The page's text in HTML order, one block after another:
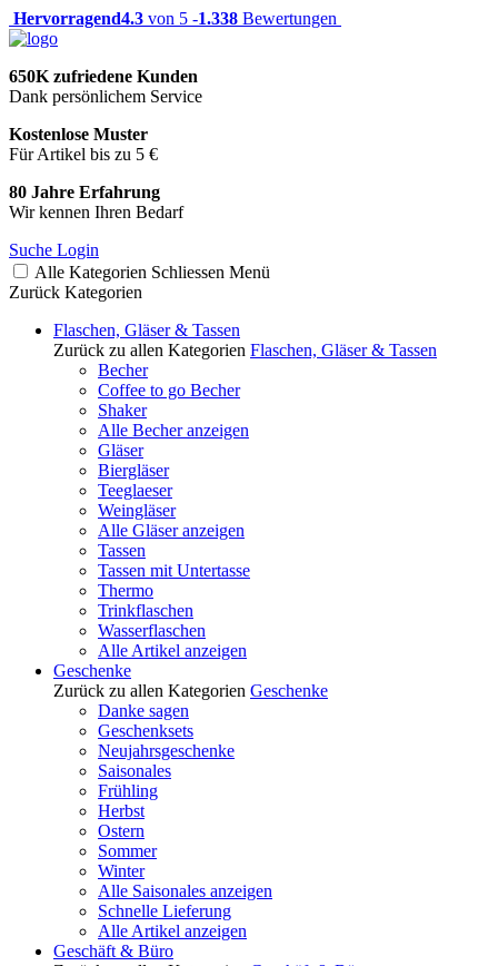
Hervorragend4.3 von 5 -1.338 Bewertungen
650K zufriedene Kunden
Dank persönlichem Service
Kostenlose Muster
Für Artikel bis zu 5 €
80 Jahre Erfahrung
Wir kennen Ihren Bedarf
Suche Login
Alle Kategorien Schliessen Menü
Zurück Kategorien
Flaschen, Gläser & Tassen
Zurück zu allen Kategorien Flaschen, Gläser & Tassen
Becher
Coffee to go Becher
Shaker
Alle Becher anzeigen
Gläser
Biergläser
Teeglaeser
Weingläser
Alle Gläser anzeigen
Tassen
Tassen mit Untertasse
Thermo
Trinkflaschen
Wasserflaschen
Alle Artikel anzeigen
Geschenke
Zurück zu allen Kategorien Geschenke
Danke sagen
Geschenksets
Neujahrsgeschenke
Saisonales
Frühling
Herbst
Ostern
Sommer
Winter
Alle Saisonales anzeigen
Schnelle Lieferung
Alle Artikel anzeigen
Geschäft & Büro